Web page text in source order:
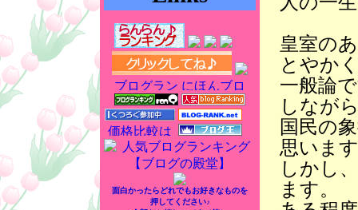
面白かったらどれでもお好きなものを
押してください♪
皇室の
とやか
一般論
しなが
国民の
思いま
しかし
ます。